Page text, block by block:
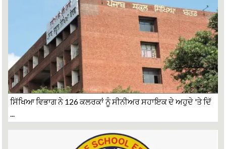
ਸਿੱਖਿਆ ਵਿਭਾਗ ਨੇ 126 ਕਲਰਕਾਂ ਨੂੰ ਸੀਨੀਅਰ ਸਹਾਇਕ ਦੇ ਅਹੁਦੇ 'ਤੇ ਦਿੱ